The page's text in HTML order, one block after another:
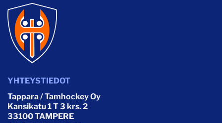
YHTEYSTIEDOT
Tappara / Tamhockey Oy
Kansikatu 1 T 3 krs. 2
33100 TAMPERE